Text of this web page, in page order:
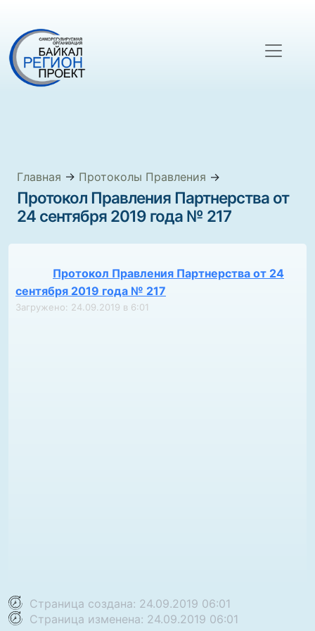
Главная → Протоколы Правления →
Протокол Правления Партнерства от
24 сентября 2019 года № 217
Протокол Правления Партнерства от 24
сентября 2019 года № 217
Загружено: 24.09.2019 в 6:01
Страница создана: 24.09.2019 06:01
Страница изменена: 24.09.2019 06:01